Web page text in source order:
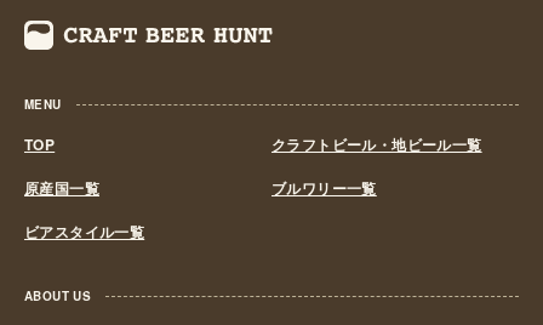
MENU
TOP
クラフトビール・地ビール一覧
原産国一覧
ブルワリー一覧
ビアスタイル一覧
ABOUT US